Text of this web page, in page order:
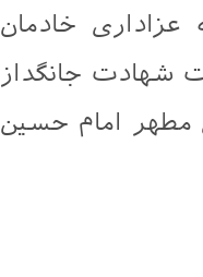
خادمان
شهادت جانگداز
مطهر امام حسین